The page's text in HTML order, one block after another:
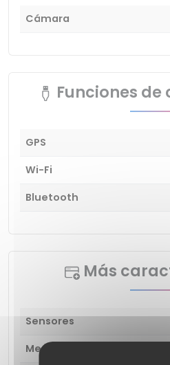
Cámara
Funciones
GPS
Wi-Fi
Bluetooth
Más
Sensores
Medidores y sensores